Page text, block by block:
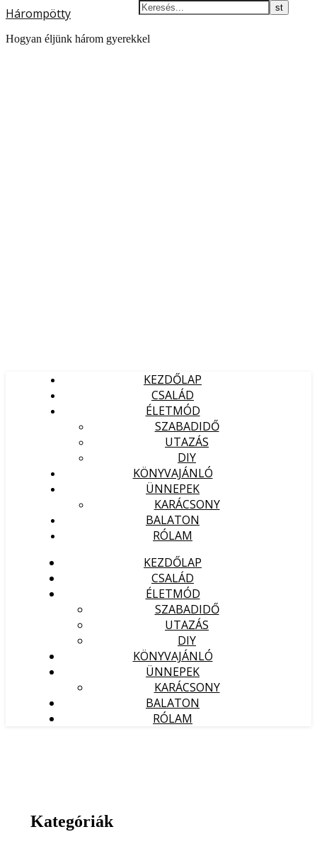
Hárompötty
Hogyan éljünk három gyerekkel
KEZDŐLAP
CSALÁD
ÉLETMÓD
SZABADIDŐ
UTAZÁS
DIY
KÖNYVAJÁNLÓ
ÜNNEPEK
KARÁCSONY
BALATON
RÓLAM
KEZDŐLAP
CSALÁD
ÉLETMÓD
SZABADIDŐ
UTAZÁS
DIY
KÖNYVAJÁNLÓ
ÜNNEPEK
KARÁCSONY
BALATON
RÓLAM
Kategóriák